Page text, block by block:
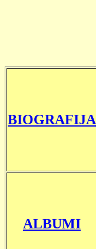
BIOGRAFIJA
ALBUMI